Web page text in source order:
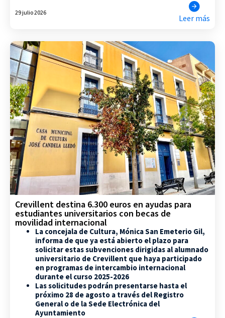
29 julio 2026
Leer más
Crevillent destina 6.300 euros en ayudas para
estudiantes universitarios con becas de
movilidad internacional
La concejala de Cultura, Mónica San Emeterio Gil,
informa de que ya está abierto el plazo para
solicitar estas subvenciones dirigidas al alumnado
universitario de Crevillent que haya participado
en programas de intercambio internacional
durante el curso 2025-2026
Las solicitudes podrán presentarse hasta el
próximo 28 de agosto a través del Registro
General o de la Sede Electrónica del
Ayuntamiento